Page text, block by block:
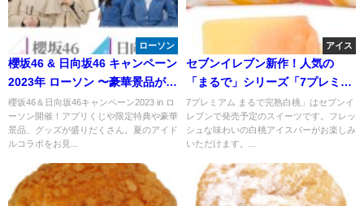
ローソン
櫻坂46 & 日向坂46 キャンペーン
2023年 ローソン 〜豪華景品が当
たるローソンアプリくじジャン
ボが開催！
櫻坂46＆日向坂46キャンペーン2023 in ロ
ーソン開催！アプリくじや限定特典や豪華
景品、グッズが盛りだくさん。夏のアイド
ルコラボをお見...
アイス
セブンイレブン新作！人気の
「まるで」シリーズ「7プレミア
ム まるで完熟白桃」が登場！
7プレミアム まるで完熟白桃」はセブンイ
レブンで発売予定のスイーツです。フレッ
シュな味わいの白桃アイスバーがお楽しみ
いただけます。...